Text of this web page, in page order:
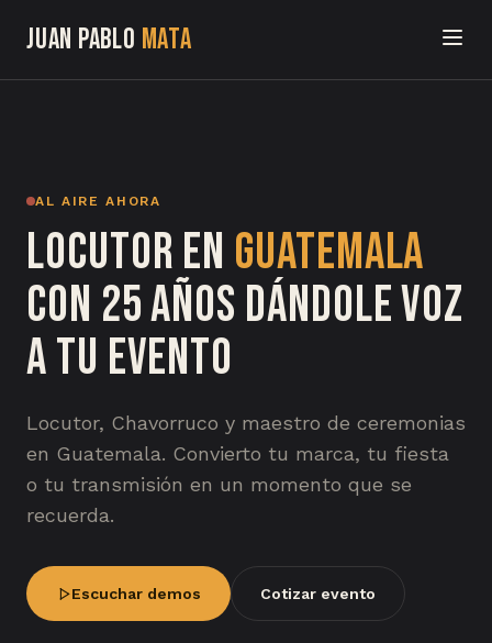
Juan Pablo Mata
Servicios
Herramientas
Chavorrucadas
Contacto
AL AIRE AHORA
Locutor en Guatemala
con 25 años dándole voz
a tu evento
Locutor, Chavorruco y maestro de ceremonias
en Guatemala. Convierto tu marca, tu fiesta
o tu transmisión en un momento que se
recuerda.
Escuchar demos Cotizar evento